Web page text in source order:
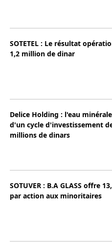
SOTETEL : Le résultat
1,2 million de dinar
Delice Holding : l'eau
d'un cycle d'investissement
millions de dinars
SOTUVER : B.A GLASS offre
par action aux minoritaires